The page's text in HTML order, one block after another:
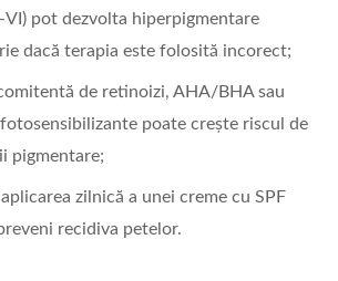
pot dezvolta hiperpigmentare
dacă terapia este folosită incorect;
de retinoizi, AHA/BHA sau
poate crește riscul de
pigmentare;
zilnică a unei creme cu SPF
recidiva petelor.